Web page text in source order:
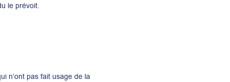
le prévoit.
n’ont pas fait usage de la